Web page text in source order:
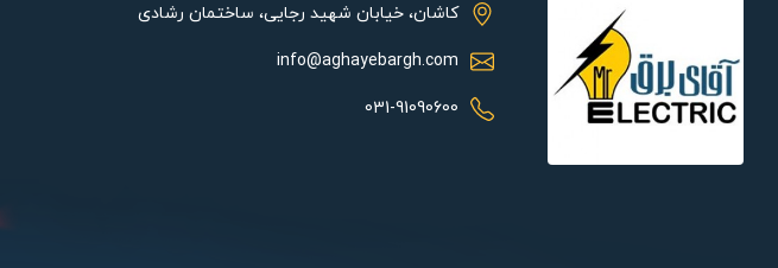
کاشان، خیابان شهید رجایی، ساختمان رشادی
info@aghayebargh.com
031-91090600